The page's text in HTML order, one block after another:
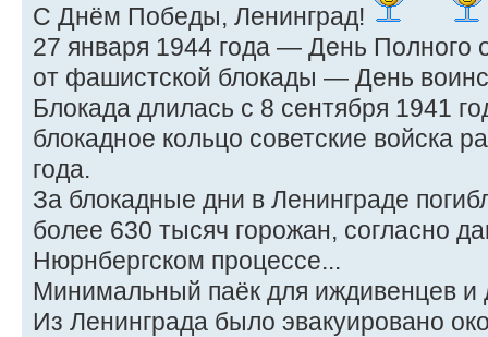
С Днём Победы, Ленинград!
27 января 1944 года — День Полного
от фашистской блокады — День
Блокада длилась с 8 сентября 1941
блокадное кольцо советские войска
года.
За блокадные дни в Ленинграде
более 630 тысяч горожан, согласно
Нюрнбергском процессе...
Минимальный паёк для иждивенцев и
Из Ленинграда было эвакуировано